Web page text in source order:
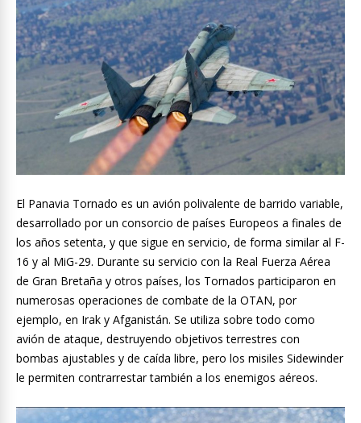
El Panavia Tornado es un avión polivalente de barrido variable,
desarrollado por un consorcio de países Europeos a finales de
los años setenta, y que sigue en servicio, de forma similar al F-
16 y al MiG-29. Durante su servicio con la Real Fuerza Aérea
de Gran Bretaña y otros países, los Tornados participaron en
numerosas operaciones de combate de la OTAN, por
ejemplo, en Irak y Afganistán. Se utiliza sobre todo como
avión de ataque, destruyendo objetivos terrestres con
bombas ajustables y de caída libre, pero los misiles Sidewinder
le permiten contrarrestar también a los enemigos aéreos.